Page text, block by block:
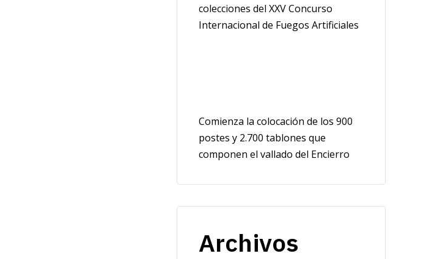
colecciones del XXV Concurso
Internacional de Fuegos Artificiales
Comienza la colocación de los 900
postes y 2.700 tablones que
componen el vallado del Encierro
Archivos